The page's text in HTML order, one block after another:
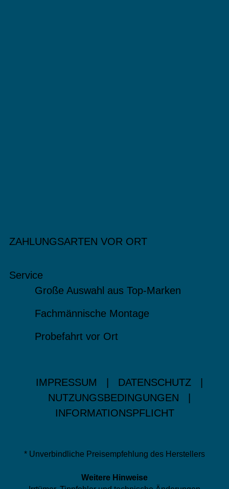
ZAHLUNGSARTEN VOR ORT
Service
Große Auswahl aus Top-Marken
Fachmännische Montage
Probefahrt vor Ort
IMPRESSUM DATENSCHUTZ
NUTZUNGSBEDINGUNGEN
INFORMATIONSPFLICHT
* Unverbindliche Preisempfehlung des Herstellers
Weitere Hinweise